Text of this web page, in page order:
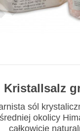
Kristallsalz
sól
okolicy
całkowicie